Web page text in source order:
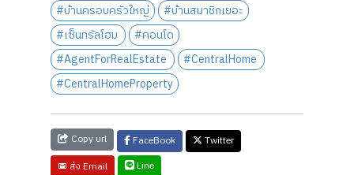
#บ้านครอบครัวใหญ่
#บ้านสมาชิกเยอะ
#เซ็นทรัลโฮม
#คอนโด
#AgentForRealEstate
#CentralHome
#CentralHomeProperty
Copy url FaceBook
Twitter
ส่ง Email
Line